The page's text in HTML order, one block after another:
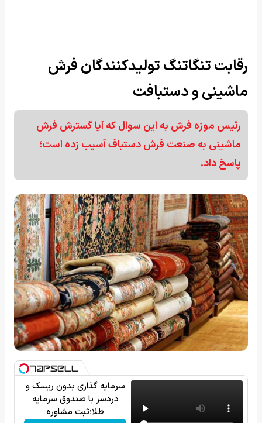
رقابت تنگاتنگ تولیدکنندگان فرش
ماشینی و دستبافت
رئیس موزه فرش به این سوال که آیا گسترش فرش
ماشینی به صنعت فرش دستباف آسیب زده است؛
پاسخ داد.
سرمایه گذاری بدون ریسک و
دردسر با صندوق سرمایه
طلا؛ثبت مشاوره